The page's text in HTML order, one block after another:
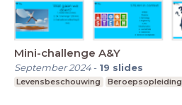
Mini-challenge A&Y
September 2024- 19 slides
Levensbeschouwing Beroepsopleiding